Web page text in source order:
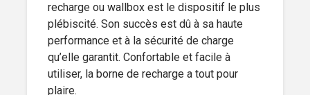
recharge ou wallbox est le dispositif le plus
plébiscité. Son succès est dû à sa haute
performance et à la sécurité de charge
qu’elle garantit. Confortable et facile à
utiliser, la borne de recharge a tout pour
plaire.